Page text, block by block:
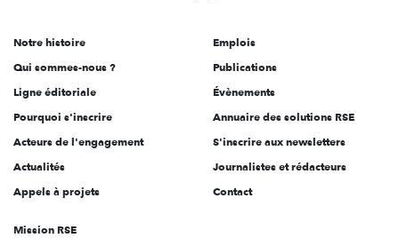
l'engagement
Notre histoire
Qui sommes-nous ?
Ligne éditoriale
Pourquoi s'inscrire
Acteurs de l'engagement
Actualités
Appels à projets
Emplois
Publications
Évènements
Annuaire des solutions RSE
S'inscrire aux newsletters
Journalistes et rédacteurs
Contact
Mission RSE